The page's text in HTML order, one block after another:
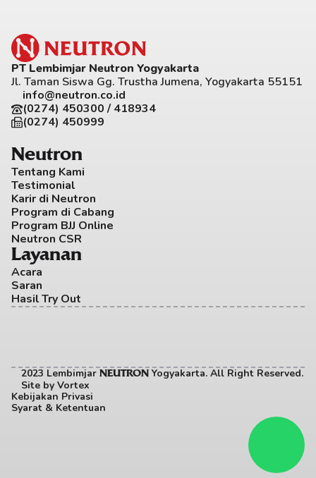
PT Lembimjar Neutron Yogyakarta
Jl. Taman Siswa Gg. Trustha Jumena, Yogyakarta 55151
info@neutron.co.id
(0274) 450300 / 418934
(0274) 450999
Neutron
Tentang Kami
Testimonial
Karir di Neutron
Program di Cabang
Program BJJ Online
Neutron CSR
Layanan
Acara
Saran
Hasil Try Out
2023 Lembimjar NEUTRON Yogyakarta. All Right Reserved.
Site by Vortex
Kebijakan Privasi
Syarat & Ketentuan